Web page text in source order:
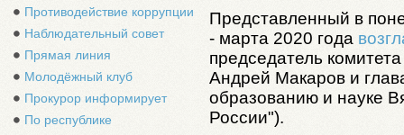
Противодействие коррупции
Наблюдательный совет
Прямая линия
Молодёжный клуб
Прокурор информирует
По республике
Представленный в
- марта 2020 года
председатель
Андрей Макаров и
образованию и науке
России").